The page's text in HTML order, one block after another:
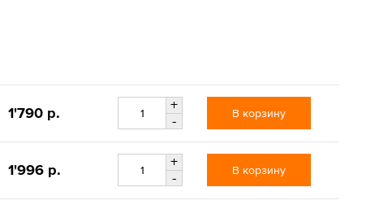
1'790 р.
+
-
В корзину
1'996 р.
+
-
В корзину